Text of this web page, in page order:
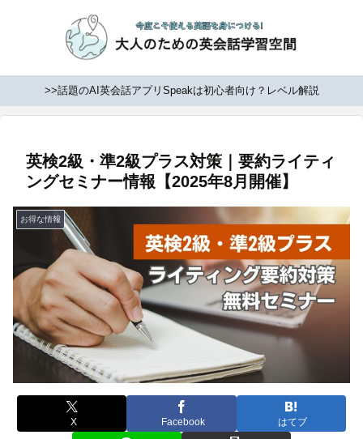
>>話題のAI英会話アプリSpeakは初心者向け？レベル解説
英検2級・準2級プラス対策｜要約ライティ
ングセミナー情報【2025年8月開催】
お得な情報
X Facebook はてブ